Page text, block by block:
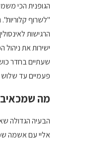
הגופנית הכי
"לשרוף
הרגישות
ישירות את
שעתיים בחדר
פעמיים עד
מה
אליי עם אשמה